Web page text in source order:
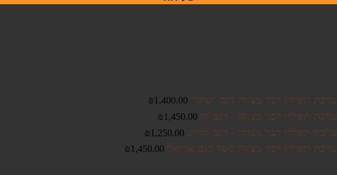
ערכת תפילין לבר מצווה דגם 'שחר' ₪1,400.00
ערכת תפילין לבר מצווה - דגם חן ₪1,450.00
ערכת תפילין לבר מצווה - דגם חורש ₪1,250.00
ערכת תפילין לבר מצווה כשר דגם אריאל ₪1,450.00